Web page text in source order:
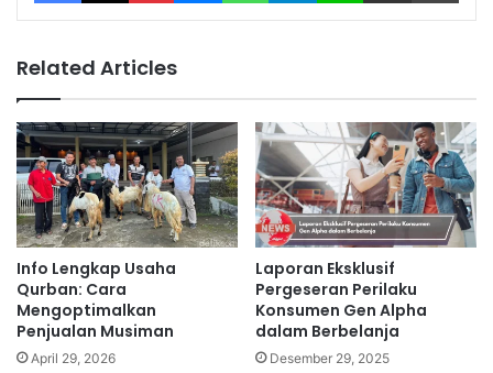
Related Articles
Info Lengkap Usaha
Qurban: Cara
Mengoptimalkan
Penjualan Musiman
April 29, 2026
Laporan Eksklusif
Pergeseran Perilaku
Konsumen Gen Alpha
dalam Berbelanja
Desember 29, 2025